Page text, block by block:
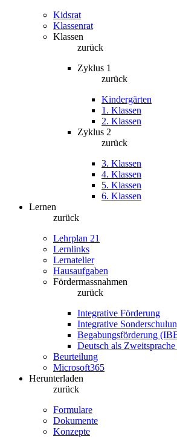
Kidsrat
Klassenrat
Klassen
zurück
Zyklus 1
zurück
Kindergärten
1. Klassen
2. Klassen
Zyklus 2
zurück
3. Klassen
4. Klassen
5. Klassen
6. Klassen
Lernen
zurück
Lehrplan 21
Lernlinks
Lernatelier
Hausaufgaben
Fördermassnahmen
zurück
Integrative Förderung
Integrative
Begabungsförderung
Deutsch als
Beurteilung
Microsoft365
Herunterladen
zurück
Formulare
Dokumente
Konzepte